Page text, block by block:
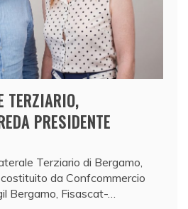
TERZIARIO,
PRESIDENTE
Terziario di Bergamo,
da Confcommercio
Bergamo, Fisascat-…